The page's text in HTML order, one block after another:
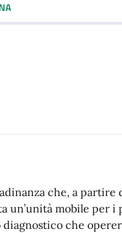
che, a partire
un’unità mobile per
che